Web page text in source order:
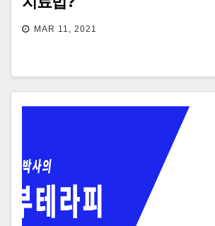
MAR 11, 2021